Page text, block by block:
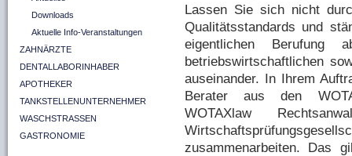
Downloads
Aktuelle Info-Veranstaltungen
ZAHNÄRZTE
DENTALLABORINHABER
APOTHEKER
TANKSTELLENUNTERNEHMER
WASCHSTRASSEN
GASTRONOMIE
Lassen Sie sich nicht
Qualitätsstandards und
eigentlichen Berufung
betriebswirtschaftlichen
auseinander. In Ihrem
Berater aus den
WOTAXlaw
zusammenarbeiten. Das